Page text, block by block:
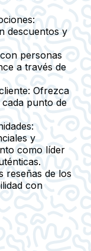
descuentos y
personas
a través de
Ofrezca
punto de
y
como líder
reseñas de los
con